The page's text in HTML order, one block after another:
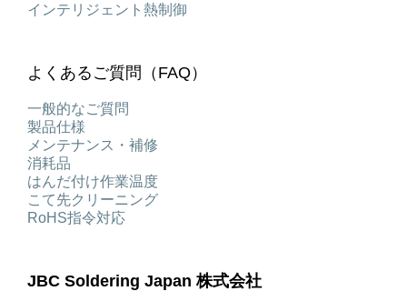
インテリジェント熱制御
よくあるご質問（FAQ）
一般的なご質問
製品仕様
メンテナンス・補修
消耗品
はんだ付け作業温度
こて先クリーニング
RoHS指令対応
JBC Soldering Japan 株式会社